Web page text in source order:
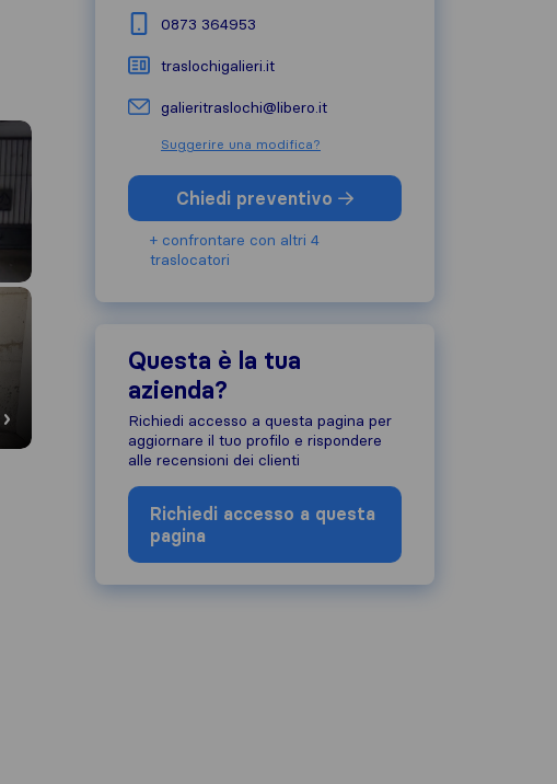
0873 364953
traslochigalieri.it
galieritraslochi@libero.it
Suggerire una modifica?
Chiedi preventivo
+ confrontare con altri 4
traslocatori
Questa è la tua
azienda?
Richiedi accesso a questa pagina per
aggiornare il tuo profilo e rispondere
alle recensioni dei clienti
Richiedi accesso a questa
pagina